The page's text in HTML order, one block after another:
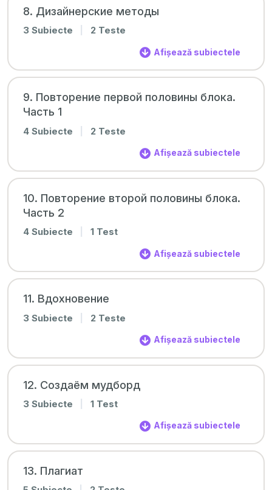
8. Дизайнерские методы
3 Subiecte 2 Teste
Afișează subiectele
9. Повторение первой половины блока.
Часть 1
4 Subiecte 2 Teste
Afișează subiectele
10. Повторение второй половины блока.
Часть 2
4 Subiecte 1 Test
Afișează subiectele
11. Вдохновение
3 Subiecte 2 Teste
Afișează subiectele
12. Создаём мудборд
3 Subiecte 1 Test
Afișează subiectele
13. Плагиат